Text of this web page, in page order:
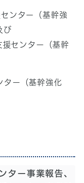
ンター（基幹強
び
ンター（基幹
ー（基幹強化
ター事業報告、